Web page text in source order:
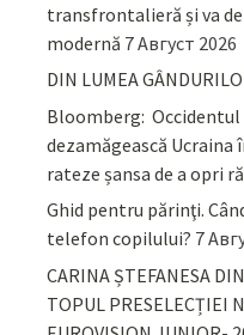
transfrontalieră și va
modernă 7 Август 2026
DIN LUMEA
Bloomberg: Occidentul
dezamăgească
rateze șansa de a opri
Ghid pentru părinţi.
telefon copilului? 7
CARINA ȘTEFANESA
TOPUL PRESELECȚIEI